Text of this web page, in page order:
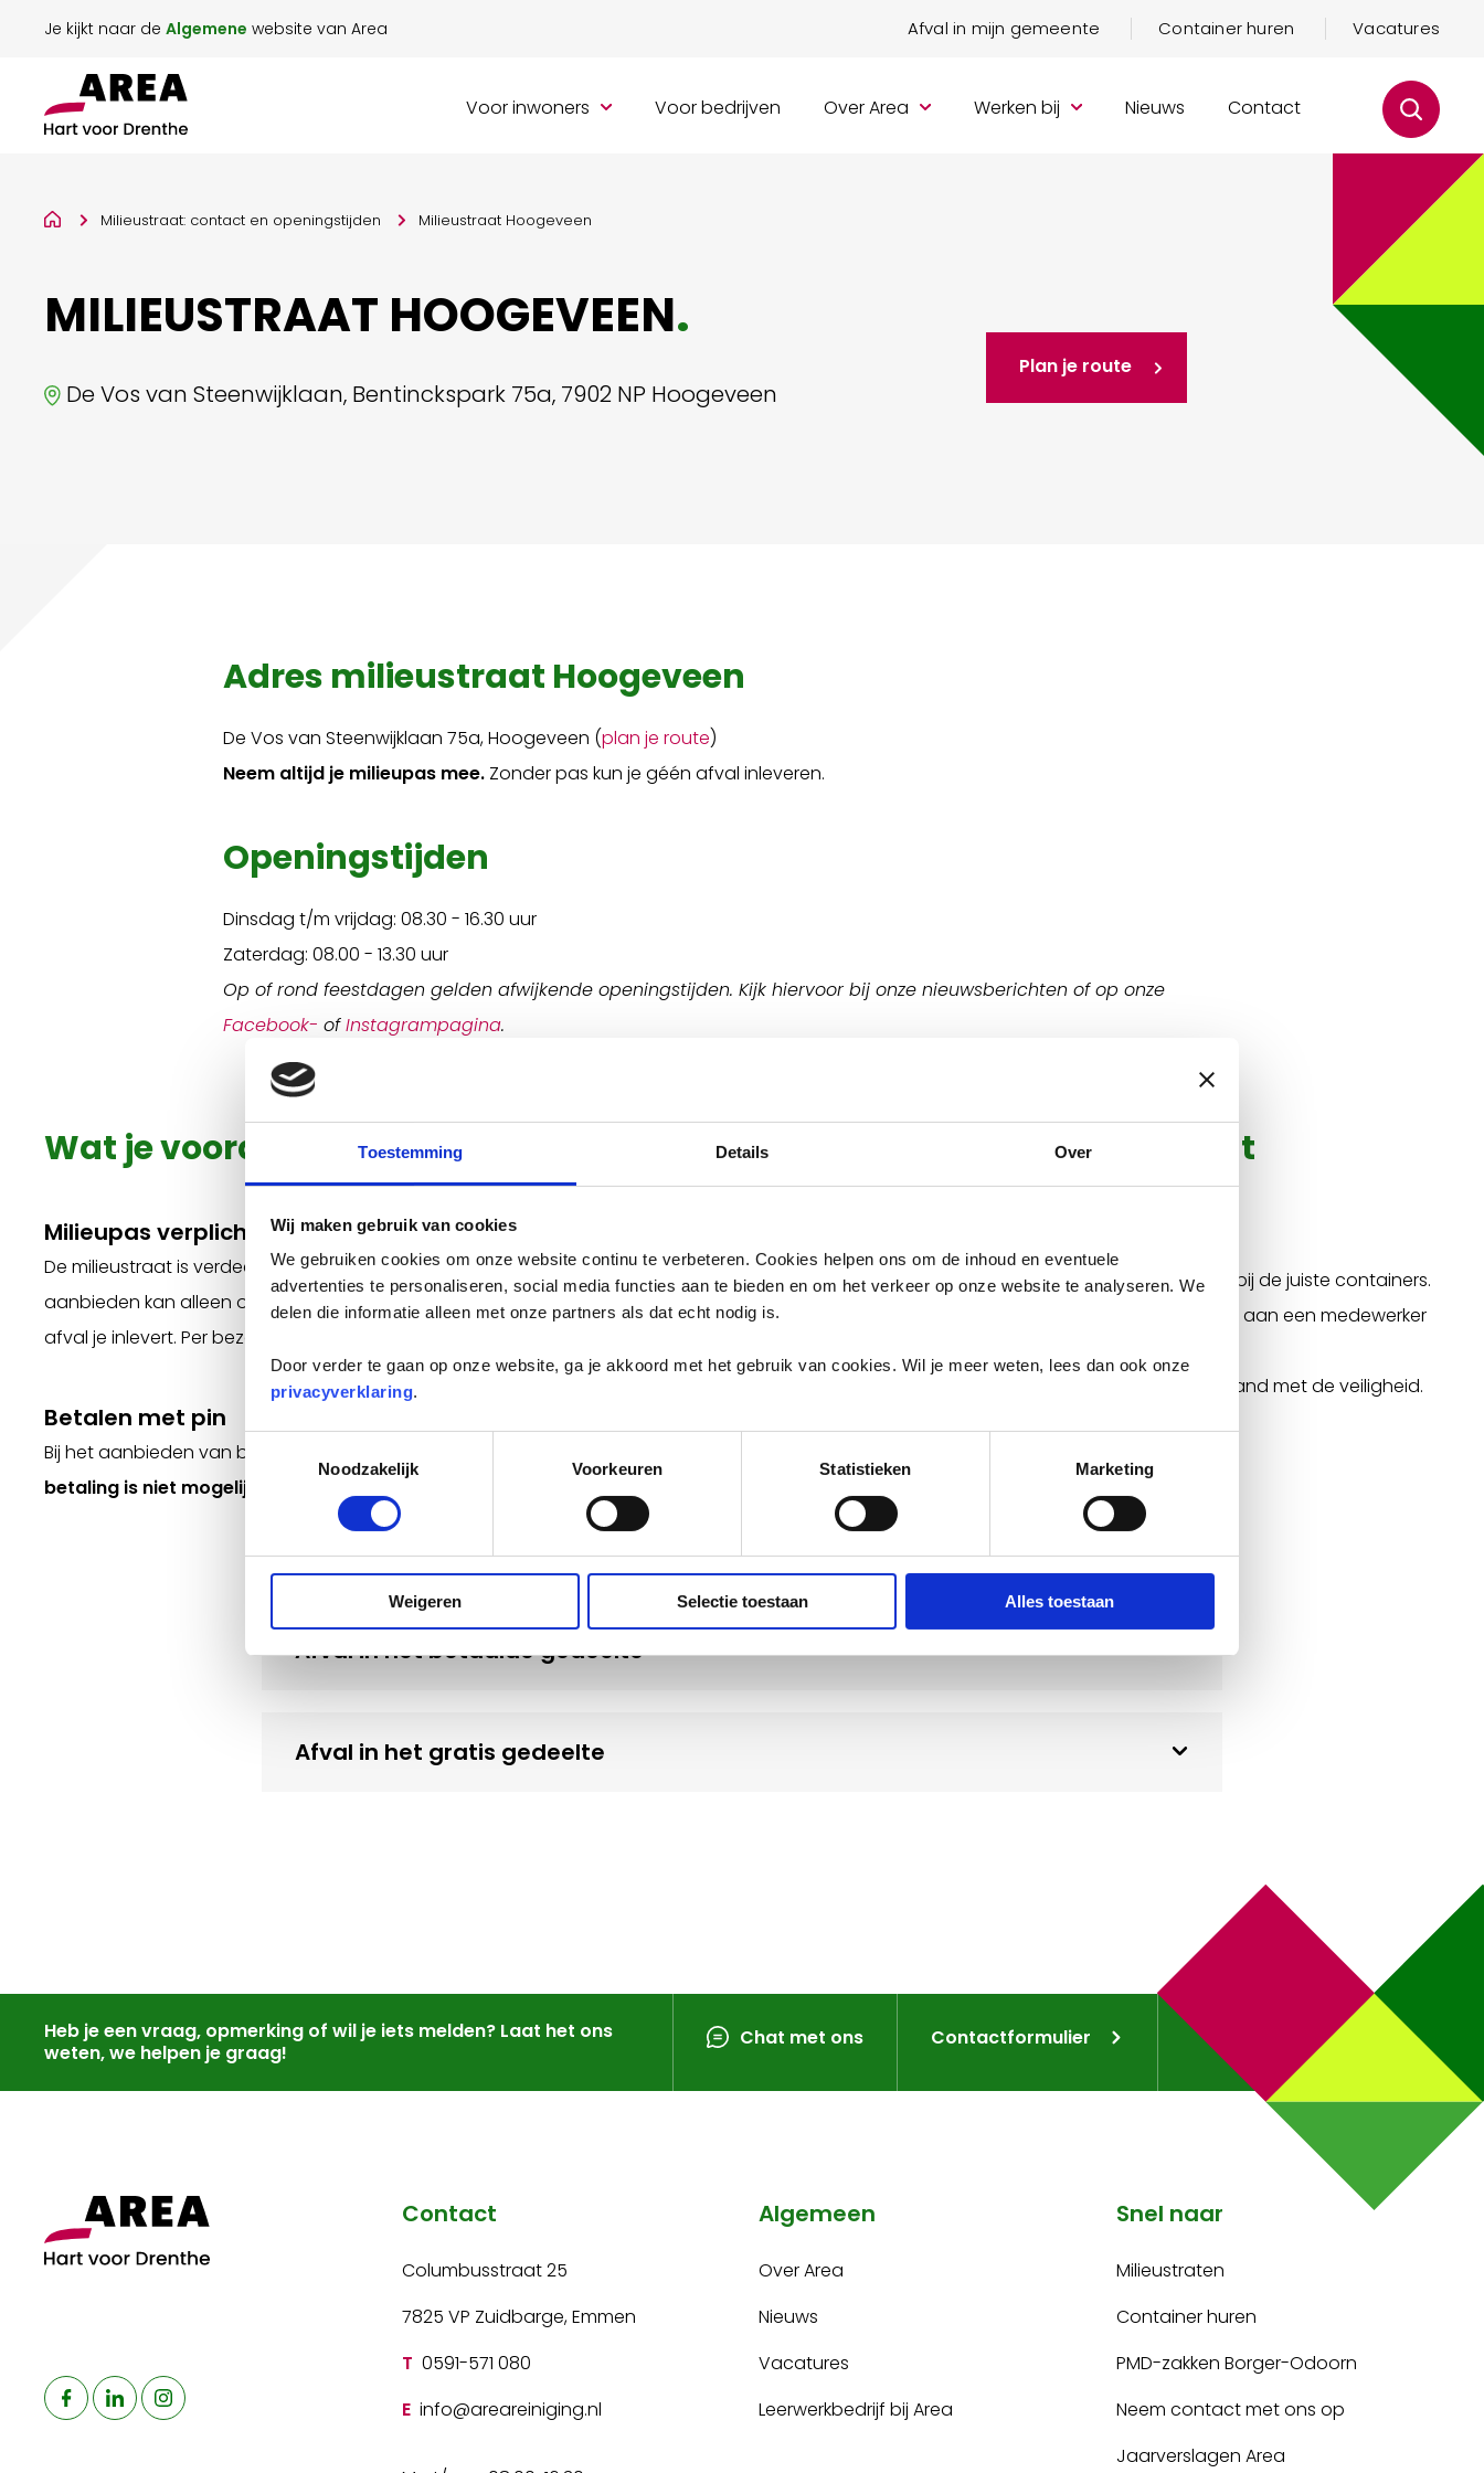
Toestemming Details Over
Wij maken gebruik van cookies
We gebruiken cookies om onze website continu te verbeteren. Cookies helpen ons om de inhoud en eventuele
advertenties te personaliseren, social media functies aan te bieden en om het verkeer op onze website te analyseren. We
delen die informatie alleen met onze partners als dat echt nodig is.
Door verder te gaan op onze website, ga je akkoord met het gebruik van cookies. Wil je meer weten, lees dan ook onze
privacyverklaring.
Noodzakelijk
Voorkeuren Statistieken Marketing
Weigeren Selectie toestaan Alles toestaan
Je kijkt naar de Algemene website van Area Afval in mijn gemeente Container huren Vacatures
Voor inwoners Voor bedrijven Over Area Werken bij Nieuws Contact
Milieustraat: contact en openingstijden Milieustraat Hoogeveen
MILIEUSTRAAT HOOGEVEEN.
De Vos van Steenwijklaan, Bentinckspark 75a, 7902 NP Hoogeveen
Plan je route
Adres milieustraat Hoogeveen
De Vos van Steenwijklaan 75a, Hoogeveen (plan je route)
Neem altijd je milieupas mee. Zonder pas kun je géén afval inleveren.
Openingstijden
Dinsdag t/m vrijdag: 08.30 - 16.30 uur
Zaterdag: 08.00 - 13.30 uur
Op of rond feestdagen gelden afwijkende openingstijden. Kijk hiervoor bij onze nieuwsberichten of op onze
Facebook- ofInstagrampagina.
Wat je vooraf moet weten
Milieupas verplicht
De milieustraat is verdeeld in een betaald en een gratis gedeelte. Afval
aanbieden kan alleen op vertoon van je milieupas. De pas registreert hoeveel
afval je inlevert. Per bezoek kun je slechts één pas gebruiken.
Betalen met pin
Bij het aanbieden van betaald afval kun je alleen met pin betalen.
betaling is niet mogelijk.
Werkwijze op de milieustraat
Rijd het terrein op, parkeer je auto en lever je afval in bij de juiste containers.
Lees de aanwijzingen bij de containers of vraag hulp aan een medewerker
Kinderen tot 12 jaar moeten in de auto blijven in verband met de veiligheid.
Afval in het betaalde gedeelte
Afval in het gratis gedeelte
Heb je een vraag, opmerking of wil je iets melden? Laat het ons
weten, we helpen je graag!
Chat met ons Contactformulier
Contact
Columbusstraat 25
7825 VP Zuidbarge, Emmen
T 0591-571 080
E info@areareiniging.nl
Algemeen
Over Area
Nieuws
Vacatures
Leerwerkbedrijf bij Area
Snel naar
Milieustraten
Container huren
PMD-zakken Borger-Odoorn
Neem contact met ons op
Jaarverslagen Area